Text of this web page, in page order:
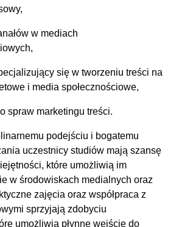
w mediach
się w tworzeniu treści na
i media społecznościowe,
spraw marketingu treści.
podejściu i bogatemu
uczestnicy studiów mają szansę
które umożliwią im
w środowiskach medialnych oraz
zajęcia oraz współpraca z
sprzyjają zdobyciu
umożliwia płynne wejście do